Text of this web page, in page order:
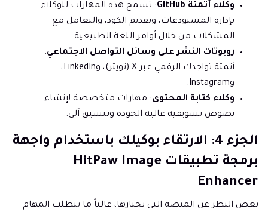
وكلاء أتمتة GitHub
: تسمح هذه المهارات للوكلاء
بإدارة المستودعات، وتقديم الكود، والتعامل مع
المشكلات من خلال أوامر اللغة الطبيعية.
روبوتات النشر على وسائل التواصل الاجتماعي:
أتمتة تواجدك الرقمي عبر X (تويتر)، وLinkedIn،
وInstagram.
وكلاء كتابة المحتوى: مهارات متخصصة لإنشاء
نصوص تسويقية عالية الجودة وتنسيق آلي.
الجزء 4: الارتقاء بوكيلك باستخدام واجهة
برمجة تطبيقات HitPaw Image
Enhancer
بغض النظر عن المنصة التي تختارها، غالباً ما تتطلب المهام